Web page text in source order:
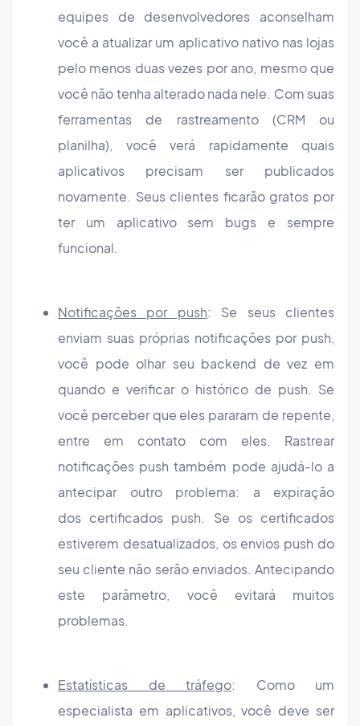
equipes de desenvolvedores aconselham
você a atualizar um aplicativo nativo nas lojas
pelo menos duas vezes por ano, mesmo que
você não tenha alterado nada nele. Com suas
ferramentas de rastreamento (CRM ou
planilha), você verá rapidamente quais
aplicativos precisam ser publicados
novamente. Seus clientes ficarão gratos por
ter um aplicativo sem bugs e sempre
funcional.
Notificações por push: Se seus clientes
enviam suas próprias notificações por push,
você pode olhar seu backend de vez em
quando e verificar o histórico de push. Se
você perceber que eles pararam de repente,
entre em contato com eles. Rastrear
notificações push também pode ajudá-lo a
antecipar outro problema: a expiração
dos certificados push. Se os certificados
estiverem desatualizados, os envios push do
seu cliente não serão enviados. Antecipando
este parâmetro, você evitará muitos
problemas.
Estatísticas de tráfego: Como um
especialista em aplicativos, você deve ser